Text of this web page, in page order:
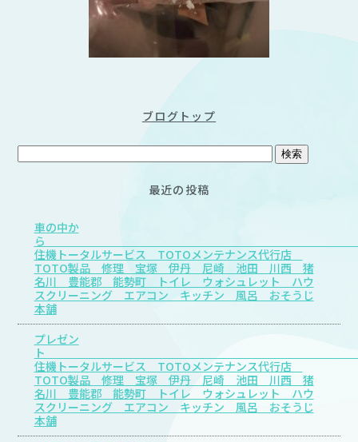
ブログトップ
最近の投稿
車の中か
住機トータルサービス TOTOメンテナンス代行店
TOTO製品 修理 宝塚 伊丹 尼崎 池田 川西 猪
名川 豊能郡 能勢町 トイレ ウォシュレット ハウ
スクリーニング エアコン キッチン 風呂 おそうじ
本舗
プレゼン
住機トータルサービス TOTOメンテナンス代行店
TOTO製品 修理 宝塚 伊丹 尼崎 池田 川西 猪
名川 豊能郡 能勢町 トイレ ウォシュレット ハウ
スクリーニング エアコン キッチン 風呂 おそうじ
本舗